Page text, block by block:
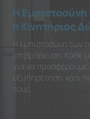
Η Εμπιστοσύνη
η Κινητήριος
Η εμπιστοσύνη των
επιβράβευση. Κάθε
για να προσφέρουμε
εξυπηρέτηση, κάτι
τους.